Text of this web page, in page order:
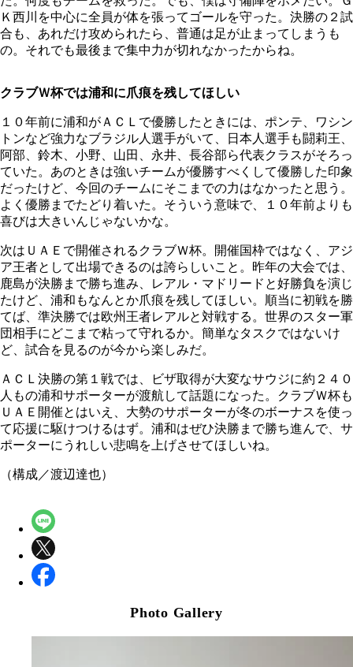
Ｋ西川を中心に全員が体を張ってゴールを守った。決勝の２試
合も、あれだけ攻められたら、普通は足が止まってしまうも
の。それでも最後まで集中力が切れなかったからね。
クラブＷ杯では浦和に爪痕を残してほしい
１０年前に浦和がＡＣＬで優勝したときには、ポンテ、ワシン
トンなど強力なブラジル人選手がいて、日本人選手も闘莉王、
阿部、鈴木、小野、山田、永井、長谷部ら代表クラスがそろっ
ていた。あのときは強いチームが優勝すべくして優勝した印象
だったけど、今回のチームにそこまでの力はなかったと思う。
よく優勝までたどり着いた。そういう意味で、１０年前よりも
喜びは大きいんじゃないかな。
次はＵＡＥで開催されるクラブＷ杯。開催国枠ではなく、アジ
ア王者として出場できるのは誇らしいこと。昨年の大会では、
鹿島が決勝まで勝ち進み、レアル・マドリードと好勝負を演じ
たけど、浦和もなんとか爪痕を残してほしい。順当に初戦を勝
てば、準決勝では欧州王者レアルと対戦する。世界のスター軍
団相手にどこまで粘って守れるか。簡単なタスクではないけ
ど、試合を見るのが今から楽しみだ。
ＡＣＬ決勝の第１戦では、ビザ取得が大変なサウジに約２４０
人もの浦和サポーターが渡航して話題になった。クラブＷ杯も
ＵＡＥ開催とはいえ、大勢のサポーターが冬のボーナスを使っ
て応援に駆けつけるはず。浦和はぜひ決勝まで勝ち進んで、サ
ポーターにうれしい悲鳴を上げさせてほしいね。
（構成／渡辺達也）
Photo Gallery